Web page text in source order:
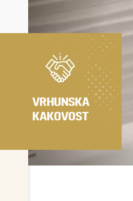
VRHUNSKA
KAKOVOST